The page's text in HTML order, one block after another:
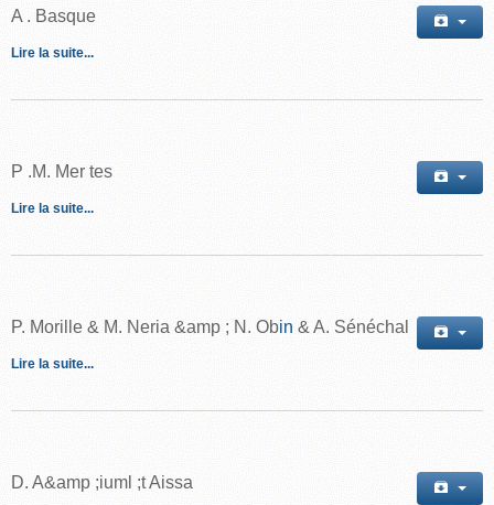
A. Basque
Lire la suite...
P .M. Mer tes
Lire la suite...
P. Morille & M. Neria &amp ; N. Obin & A. Sénéchal
Lire la suite...
D. A&amp ;iuml ;t Aissa